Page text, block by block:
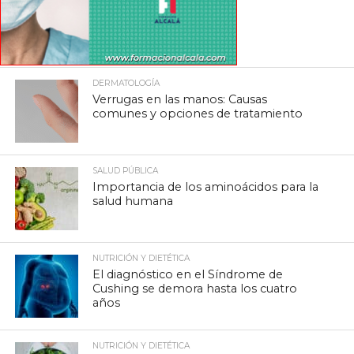
DERMATOLOGÍA
Verrugas en las manos: Causas
comunes y opciones de tratamiento
SALUD PÚBLICA
Importancia de los aminoácidos para la
salud humana
NUTRICIÓN Y DIETÉTICA
El diagnóstico en el Síndrome de
Cushing se demora hasta los cuatro
años
NUTRICIÓN Y DIETÉTICA